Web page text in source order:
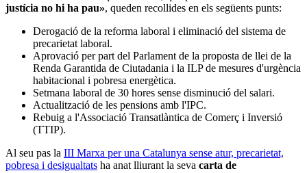
justícia no hi ha pau», queden recollides en els següents punts:
Derogació de la reforma laboral i eliminació del sistema de
precarietat laboral.
Aprovació per part del Parlament de la proposta de llei de la
Renda Garantida de Ciutadania i la ILP de mesures d'urgència
habitacional i pobresa energètica.
Setmana laboral de 30 hores sense disminució del salari.
Actualització de les pensions amb l'IPC.
Rebuig a l'Associació Transatlàntica de Comerç i Inversió
(TTIP).
Al seu pas la III Marxa per una Catalunya sense atur, precarietat,
pobresa i desigualtats ha anat lliurant la seva carta de